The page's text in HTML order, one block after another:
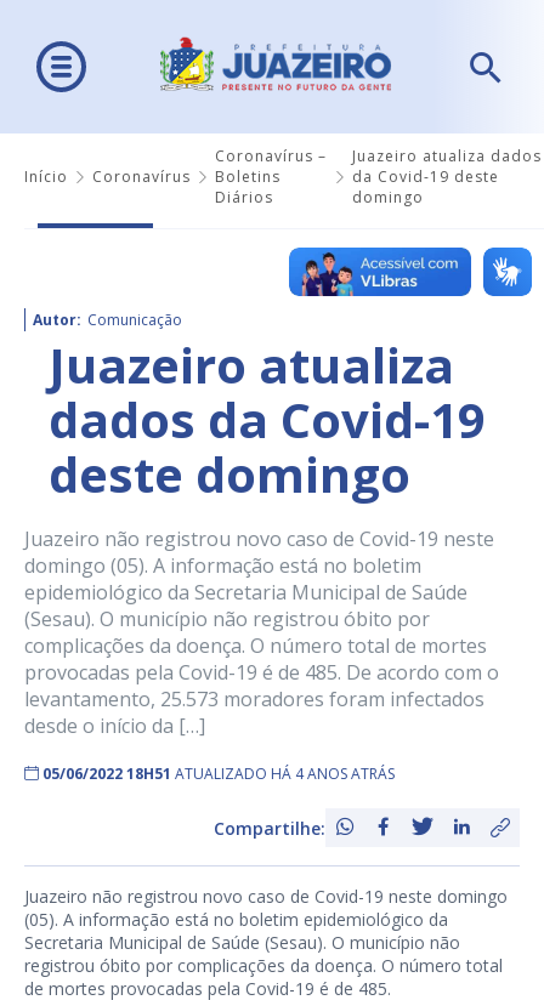
Início Coronavírus
Coronavírus –
Boletins
Diários
Juazeiro atualiza dados
da Covid-19 deste
domingo
Autor: Comunicação
Juazeiro atualiza
dados da Covid-19
deste domingo
Juazeiro não registrou novo caso de Covid-19 neste
domingo (05). A informação está no boletim
epidemiológico da Secretaria Municipal de Saúde
(Sesau). O município não registrou óbito por
complicações da doença. O número total de mortes
provocadas pela Covid-19 é de 485. De acordo com o
levantamento, 25.573 moradores foram infectados
desde o início da […]
05/06/2022 18H51 ATUALIZADO HÁ 4 ANOS ATRÁS
Compartilhe:
Juazeiro não registrou novo caso de Covid-19 neste domingo
(05). A informação está no boletim epidemiológico da
Secretaria Municipal de Saúde (Sesau). O município não
registrou óbito por complicações da doença. O número total
de mortes provocadas pela Covid-19 é de 485.